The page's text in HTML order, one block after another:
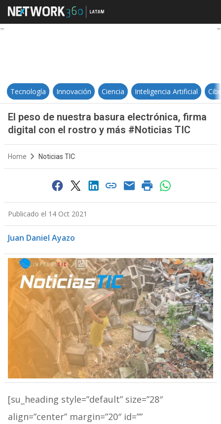
El peso de nuestra basura
Tecnología Innovación Ciencia Inteligencia Artificial
El peso de nuestra basura electrónica, firma
digital con el rostro y más #Noticias TIC
Home Noticias TIC
Publicado el 14 Oct 2021
Juan Daniel Ayazo
[su_heading style=”default” size=”28″
align=”center” margin=”20″ id=””